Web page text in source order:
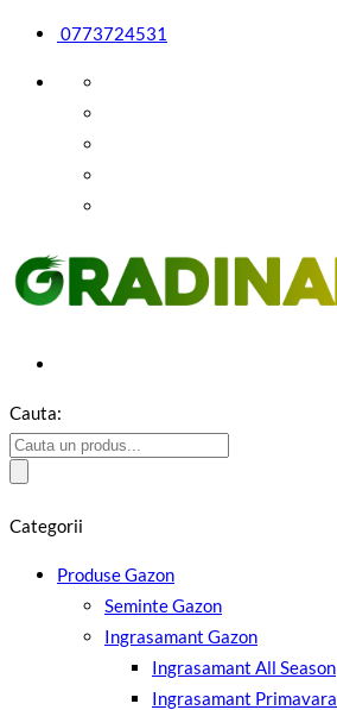
0773724531
Cauta:
Categorii
Produse Gazon
Seminte Gazon
Ingrasamant Gazon
Ingrasamant All Season
Ingrasamant Primavara